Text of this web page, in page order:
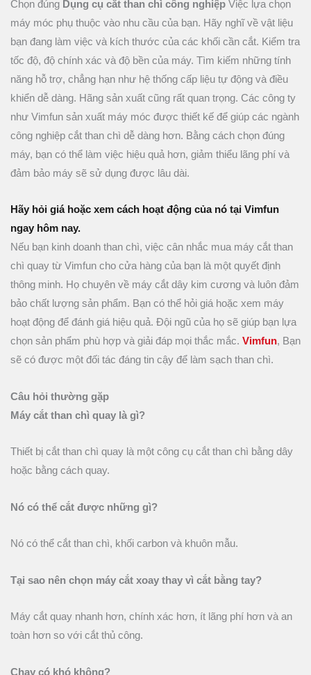
Chọn đúng Dụng cụ cắt than chì công nghiệp Việc lựa chọn
máy móc phụ thuộc vào nhu cầu của bạn. Hãy nghĩ về vật liệu
bạn đang làm việc và kích thước của các khối cần cắt. Kiểm tra
tốc độ, độ chính xác và độ bền của máy. Tìm kiếm những tính
năng hỗ trợ, chẳng hạn như hệ thống cấp liệu tự động và điều
khiển dễ dàng. Hãng sản xuất cũng rất quan trọng. Các công ty
như Vimfun sản xuất máy móc được thiết kế để giúp các ngành
công nghiệp cắt than chì dễ dàng hơn. Bằng cách chọn đúng
máy, bạn có thể làm việc hiệu quả hơn, giảm thiểu lãng phí và
đảm bảo máy sẽ sử dụng được lâu dài.
Hãy hỏi giá hoặc xem cách hoạt động của nó tại Vimfun
ngay hôm nay.
Nếu bạn kinh doanh than chì, việc cân nhắc mua máy cắt than
chì quay từ Vimfun cho cửa hàng của bạn là một quyết định
thông minh. Họ chuyên về máy cắt dây kim cương và luôn đảm
bảo chất lượng sản phẩm. Bạn có thể hỏi giá hoặc xem máy
hoạt động để đánh giá hiệu quả. Đội ngũ của họ sẽ giúp bạn lựa
chọn sản phẩm phù hợp và giải đáp mọi thắc mắc. Vimfun, Bạn
sẽ có được một đối tác đáng tin cậy để làm sạch than chì.
Câu hỏi thường gặp
Máy cắt than chì quay là gì?
Thiết bị cắt than chì quay là một công cụ cắt than chì bằng dây
hoặc bằng cách quay.
Nó có thể cắt được những gì?
Nó có thể cắt than chì, khối carbon và khuôn mẫu.
Tại sao nên chọn máy cắt xoay thay vì cắt bằng tay?
Máy cắt quay nhanh hơn, chính xác hơn, ít lãng phí hơn và an
toàn hơn so với cắt thủ công.
Chạy có khó không?